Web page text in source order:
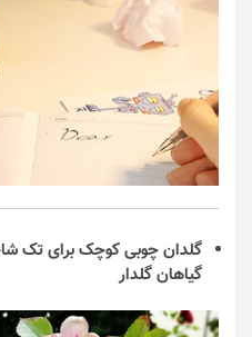
گلدان چوبی کوچک برای تک
گیاهان گلدار